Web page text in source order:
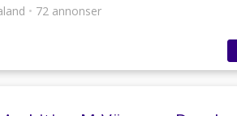
• 72 annonser